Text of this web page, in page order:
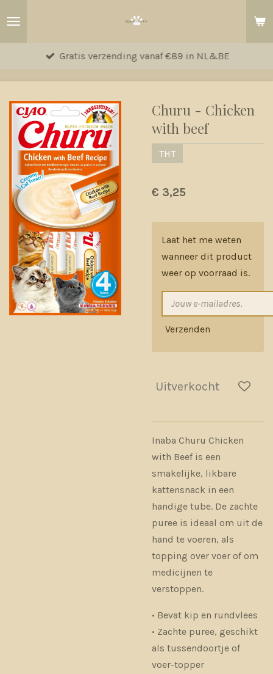
hoofdinhoud
Gratis verzending vanaf €89 in NL&BE
Churu - Chicken
with beef
THT
€ 3,25
Laat het me weten
wanneer dit product
weer op voorraad is.
Verzenden
Uitverkocht
Inaba Churu Chicken
with Beef is een
smakelijke, likbare
kattensnack in een
handige tube. De zachte
puree is ideaal om uit de
hand te voeren, als
topping over voer of om
medicijnen te
verstoppen.
• Bevat kip en rundvlees
• Zachte puree, geschikt
als tussendoortje of
voer-topper